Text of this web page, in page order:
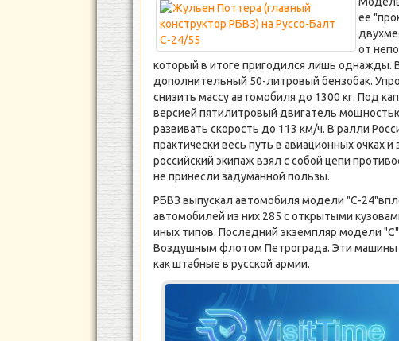
ее
от
который в итоге пригодился лишь однажды.
дополнительный 50-литровый бензобак.
снизить массу автомобиля до 1300 кг. Под
версией пятилитровый двигатель
развивать скорость до 113 км/ч. В ралли
практически весь путь в авиационных
российский экипаж взял с собой цепи
не принесли задуманной пользы.
РБВЗ выпускал автомобиля модели "С-
автомобилей из них 285 с открытыми
иных типов. Последний экземпляр модели
Воздушным флотом Петрограда. Эти машины
как штабные в русской армии.